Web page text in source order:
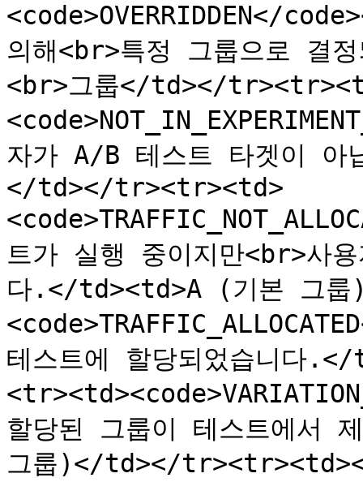
<code>OVERRIDDEN</
의해<br>특정 그룹으로 결
<br>그룹</td></
자가 A/B 테스트 타겟이
</td></tr><tr><td>
트가 실행 중이지만<br>사
다.</td><td>A (기본 그
테스트에 할당되었습니다
할당된 그룹이 테스트에서
그룹)</td></